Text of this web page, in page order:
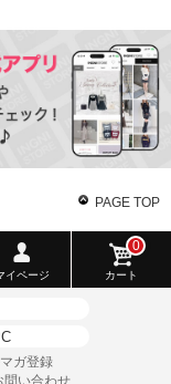
PAGE TOP
イページ カート
0
ガ登録